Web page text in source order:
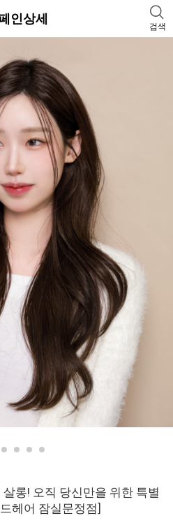
인상세
검색
롱! 오직 당신만을 위한 특별
헤어 잠실문정점]